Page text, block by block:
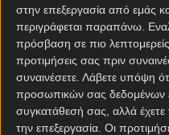
στην επεξεργασία από εμάς
περιγράφεται παραπάνω.
πρόσβαση σε πιο λεπτομερείς
προτιμήσεις σας πριν
συναινέσετε. Λάβετε υπόψη
προσωπικών σας δεδομένων
συγκατάθεσή σας, αλλά έχετε
την επεξεργασία. Οι
διαθέσιμη για
να επωφεληθείς άμεσα!
«21+ | ΑΡΜΟΔΙΟΣ
ΕΘΙΣΜΟΥ & ΑΠΩΛΕΙΑΣ
ΓΡΑΜΜΗ
ΥΠΕΥΘΥΝΑ»